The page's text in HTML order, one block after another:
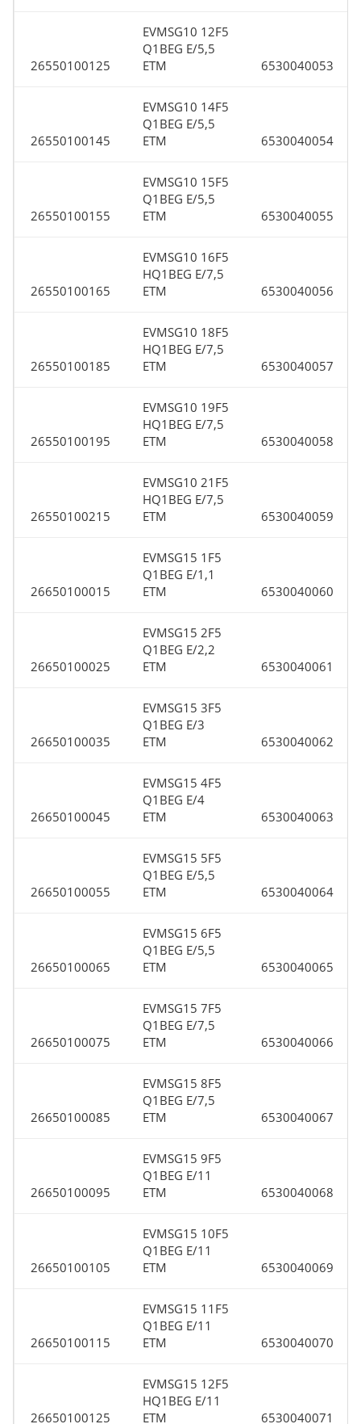
26550100125
EVMSG10 12F5
Q1BEG E/5,5
ETM
6530040053
26550100145
EVMSG10 14F5
Q1BEG E/5,5
ETM
6530040054
26550100155
EVMSG10 15F5
Q1BEG E/5,5
ETM
6530040055
26550100165
EVMSG10 16F5
HQ1BEG E/7,5
ETM
6530040056
26550100185
EVMSG10 18F5
HQ1BEG E/7,5
ETM
6530040057
26550100195
EVMSG10 19F5
HQ1BEG E/7,5
ETM
6530040058
26550100215
EVMSG10 21F5
HQ1BEG E/7,5
ETM
6530040059
26650100015
EVMSG15 1F5
Q1BEG E/1,1
ETM
6530040060
26650100025
EVMSG15 2F5
Q1BEG E/2,2
ETM
6530040061
26650100035
EVMSG15 3F5
Q1BEG E/3
ETM
6530040062
26650100045
EVMSG15 4F5
Q1BEG E/4
ETM
6530040063
26650100055
EVMSG15 5F5
Q1BEG E/5,5
ETM
6530040064
26650100065
EVMSG15 6F5
Q1BEG E/5,5
ETM
6530040065
26650100075
EVMSG15 7F5
Q1BEG E/7,5
ETM
6530040066
26650100085
EVMSG15 8F5
Q1BEG E/7,5
ETM
6530040067
26650100095
EVMSG15 9F5
Q1BEG E/11
ETM
6530040068
26650100105
EVMSG15 10F5
Q1BEG E/11
ETM
6530040069
26650100115
EVMSG15 11F5
Q1BEG E/11
ETM
6530040070
26650100125
EVMSG15 12F5
HQ1BEG E/11
ETM
6530040071